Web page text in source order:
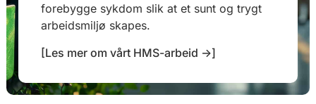
forebygge sykdom slik at et sunt og trygt
arbeidsmiljø skapes.
[Les mer om vårt HMS-arbeid ->]